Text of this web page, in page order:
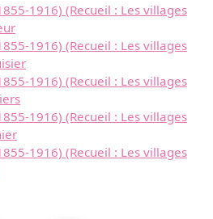
1916) (Recueil : Les villages
1916) (Recueil : Les villages
1916) (Recueil : Les villages
1916) (Recueil : Les villages
1916) (Recueil : Les villages